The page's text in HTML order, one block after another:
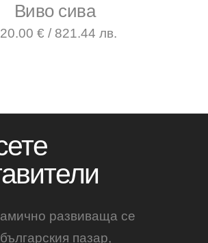
Виво сива
€ / 821.44 лв.
развиваща се
пазар,